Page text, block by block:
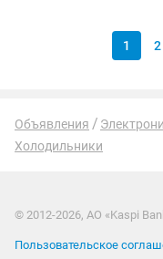
1 2
Объявления
Холодильники
© 2012-2026, АО «Kaspi
Пользовательское